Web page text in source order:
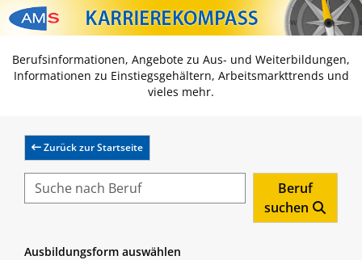
Zum Inhalt springen
Zum Navmenü springen
Zur Suche springen
Zur Footer springen
Berufsinformationen, Angebote zu Aus- und Weiterbildungen,
Informationen zu Einstiegsgehältern, Arbeitsmarkttrends und
vieles mehr.
Zurück zur Startseite
Beruf
suchen
Ausbildungsform auswählen